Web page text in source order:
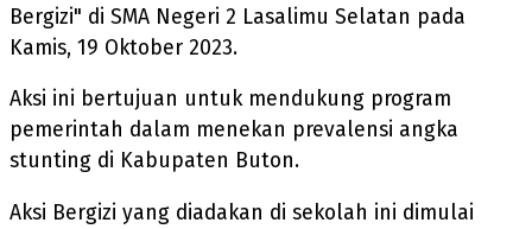
Bergizi" di SMA Negeri 2 Lasalimu Selatan pada
Kamis, 19 Oktober 2023.
Aksi ini bertujuan untuk mendukung program
pemerintah dalam menekan prevalensi angka
stunting di Kabupaten Buton.
Aksi Bergizi yang diadakan di sekolah ini dimulai